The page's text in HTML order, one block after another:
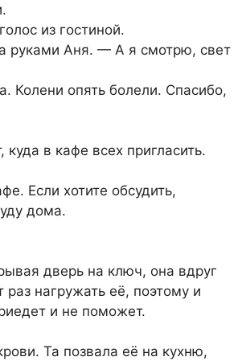
из гостиной.
руками Аня. — А я смотрю, свет
Колени опять болели. Спасибо,
в кафе всех пригласить.
Если хотите обсудить,
дома.
дверь на ключ, она вдруг
нагружать её, поэтому и
и не поможет.
Та позвала её на кухню,